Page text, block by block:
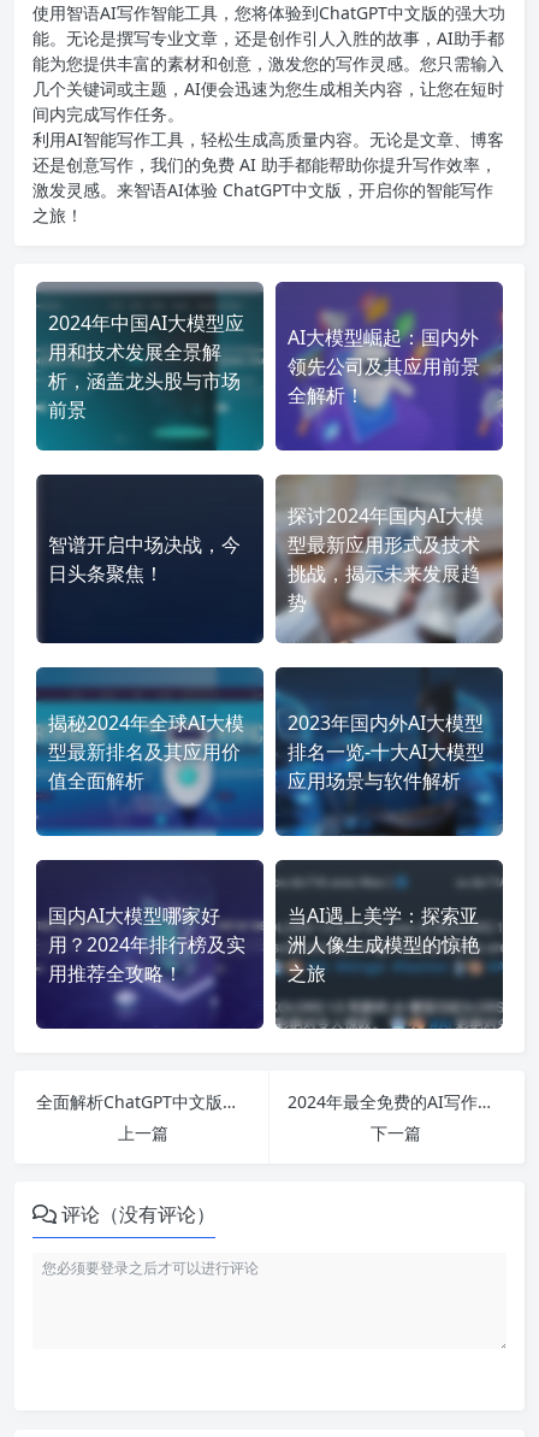
使用智语AI写作智能工具，您将体验到ChatGPT中文版的强大功
能。无论是撰写专业文章，还是创作引人入胜的故事，AI助手都
能为您提供丰富的素材和创意，激发您的写作灵感。您只需输入
几个关键词或主题，AI便会迅速为您生成相关内容，让您在短时
间内完成写作任务。
利用AI智能写作工具，轻松生成高质量内容。无论是文章、博客
还是创意写作，我们的免费 AI 助手都能帮助你提升写作效率，
激发灵感。来智语AI体验 ChatGPT中文版 ，开启你的智能写作
之旅！
2024年中国AI大模型应
用和技术发展全景解
析，涵盖龙头股与市场
前景
AI大模型崛起：国内外
领先公司及其应用前景
全解析！
智谱开启中场决战，今
日头条聚焦！
探讨2024年国内AI大模
型最新应用形式及技术
挑战，揭示未来发展趋
势
揭秘2024年全球AI大模
型最新排名及其应用价
值全面解析
2023年国内外AI大模型
排名一览-十大AI大模型
应用场景与软件解析
国内AI大模型哪家好
用？2024年排行榜及实
用推荐全攻略！
当AI遇上美学：探索亚
洲人像生成模型的惊艳
之旅
全面解析ChatGPT中文版的下载与使用指南：华为手机用户必看！
上一篇
2024年最全免费的AI写作工具推荐：从智能生成到辅助创作一网打尽！
下一篇
评论（没有评论）